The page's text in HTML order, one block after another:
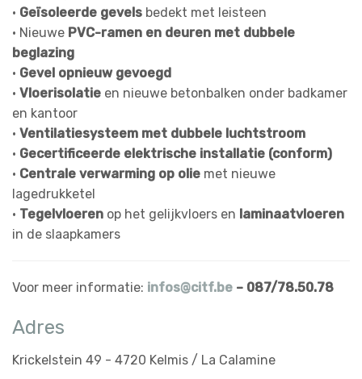
• Geïsoleerde gevels bedekt met leisteen
• Nieuwe PVC-ramen en deuren met dubbele
beglazing
• Gevel opnieuw gevoegd
• Vloerisolatie en nieuwe betonbalken onder badkamer
en kantoor
• Ventilatiesysteem met dubbele luchtstroom
• Gecertificeerde elektrische installatie (conform)
• Centrale verwarming op olie met nieuwe
lagedrukketel
• Tegelvloeren op het gelijkvloers en laminaatvloeren
in de slaapkamers
Voor meer informatie: infos@citf.be – 087/78.50.78
Adres
Krickelstein 49 - 4720 Kelmis / La Calamine